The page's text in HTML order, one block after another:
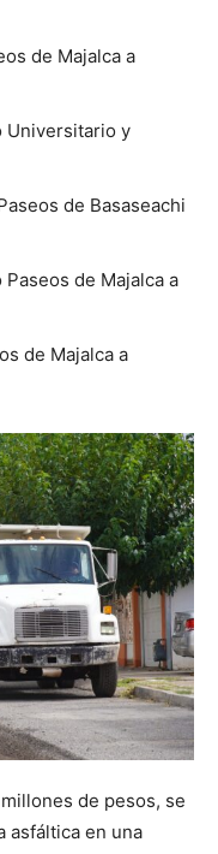
de Majalca a
Universitario y
de Basaseachi
de Majalca a
de Majalca a
de pesos, se
asfáltica en una